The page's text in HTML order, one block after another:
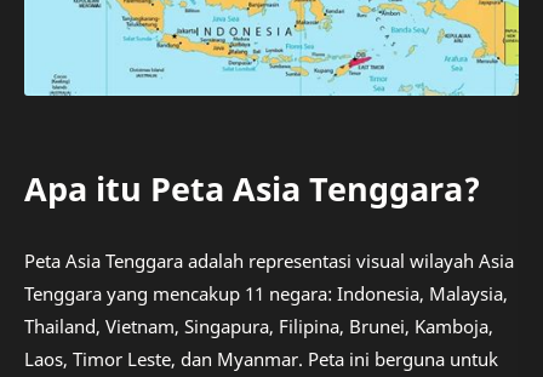
Apa itu Peta Asia Tenggara?
Peta Asia Tenggara adalah representasi visual wilayah Asia
Tenggara yang mencakup 11 negara: Indonesia, Malaysia,
Thailand, Vietnam, Singapura, Filipina, Brunei, Kamboja,
Laos, Timor Leste, dan Myanmar. Peta ini berguna untuk